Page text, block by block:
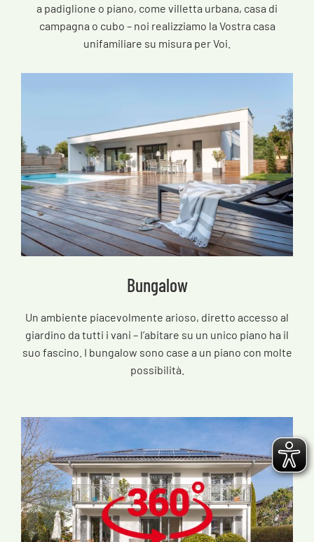
a padiglione o piano, come villetta urbana, casa di
campagna o cubo – noi realizziamo la Vostra casa
unifamiliare su misura per Voi.
Bungalow
Un ambiente piacevolmente arioso, diretto accesso al
giardino da tutti i vani – l’abitare su un unico piano ha il
suo fascino. I bungalow sono case a un piano con molte
possibilità.